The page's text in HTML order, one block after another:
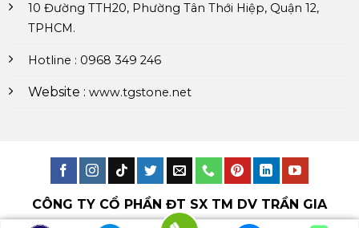
10 Đường TTH20, Phường Tân Thới Hiệp, Quận 12,
TPHCM.
Hotline : 0968 349 246
Website : www.tgstone.net
CÔNG TY CỔ PHẦN ĐT SX TM DV TRẦN GIA
Mã số thuế : 0316449218